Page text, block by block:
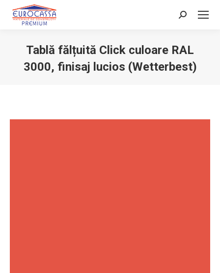
Search:
Tablă fălțuită Click culoare RAL
3000, finisaj lucios (Wetterbest)